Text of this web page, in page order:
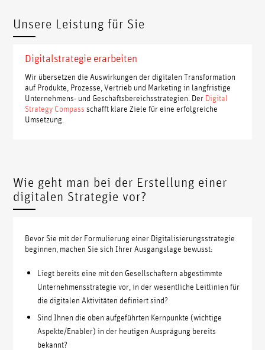
Unsere Leistung für Sie
Digitalstrategie erarbeiten
Wir übersetzen die Auswirkungen der digitalen Transformation
auf Produkte, Prozesse, Vertrieb und Marketing in langfristige
Unternehmens- und Geschäftsbereichsstrategien. Der Digital
Strategy Compass schafft klare Ziele für eine erfolgreiche
Umsetzung.
Wie geht man bei der Erstellung einer
digitalen Strategie vor?
Bevor Sie mit der Formulierung einer Digitalisierungsstrategie
beginnen, machen Sie sich Ihrer Ausgangslage bewusst:
Liegt bereits eine mit den Gesellschaftern abgestimmte
Unternehmensstrategie vor, in der wesentliche Leitlinien für
die digitalen Aktivitäten definiert sind?
Sind Ihnen die oben aufgeführten Kernpunkte (wichtige
Aspekte/Enabler) in der heutigen Ausprägung bereits
bekannt?